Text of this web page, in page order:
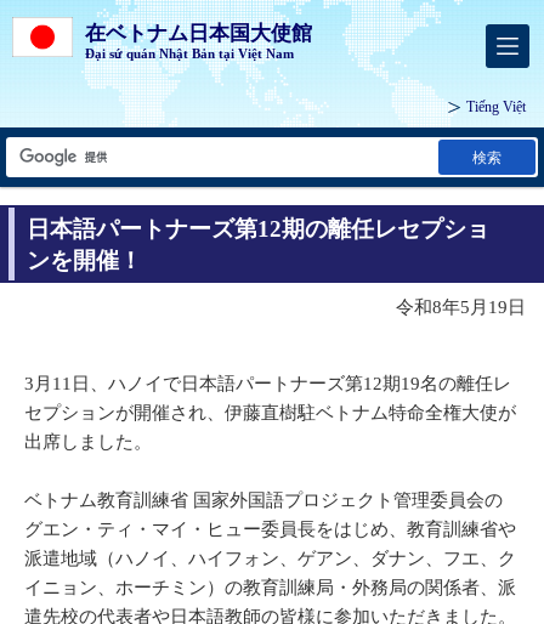
在ベトナム日本国大使館
Đại sứ quán Nhật Bản tại Việt Nam
Tiếng Việt
検索
日本語パートナーズ第12期の離任レセプショ
ンを開催！
令和8年5月19日
3月11日、ハノイで日本語パートナーズ第12期19名の離任レ
セプションが開催され、伊藤直樹駐ベトナム特命全権大使が
出席しました。
ベトナム教育訓練省 国家外国語プロジェクト管理委員会の
グエン・ティ・マイ・ヒュー委員長をはじめ、教育訓練省や
派遣地域（ハノイ、ハイフォン、ゲアン、ダナン、フエ、ク
イニョン、ホーチミン）の教育訓練局・外務局の関係者、派
遣先校の代表者や日本語教師の皆様に参加いただきました。